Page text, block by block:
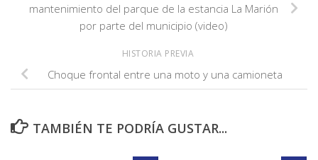
mantenimiento del parque de la estancia La Marión
por parte del municipio (video)
HISTORIA PREVIA
Choque frontal entre una moto y una camioneta
TAMBIÉN TE PODRÍA GUSTAR...